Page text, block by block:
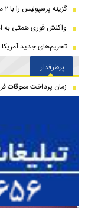
گزینه پرسپولیس را با ۲ میلیون یورو منتقل می‌کنند
واکنش فوری همتی به
تحریم‌های جدید آمریکا
پرطرفدار
زمان پرداخت معوقات